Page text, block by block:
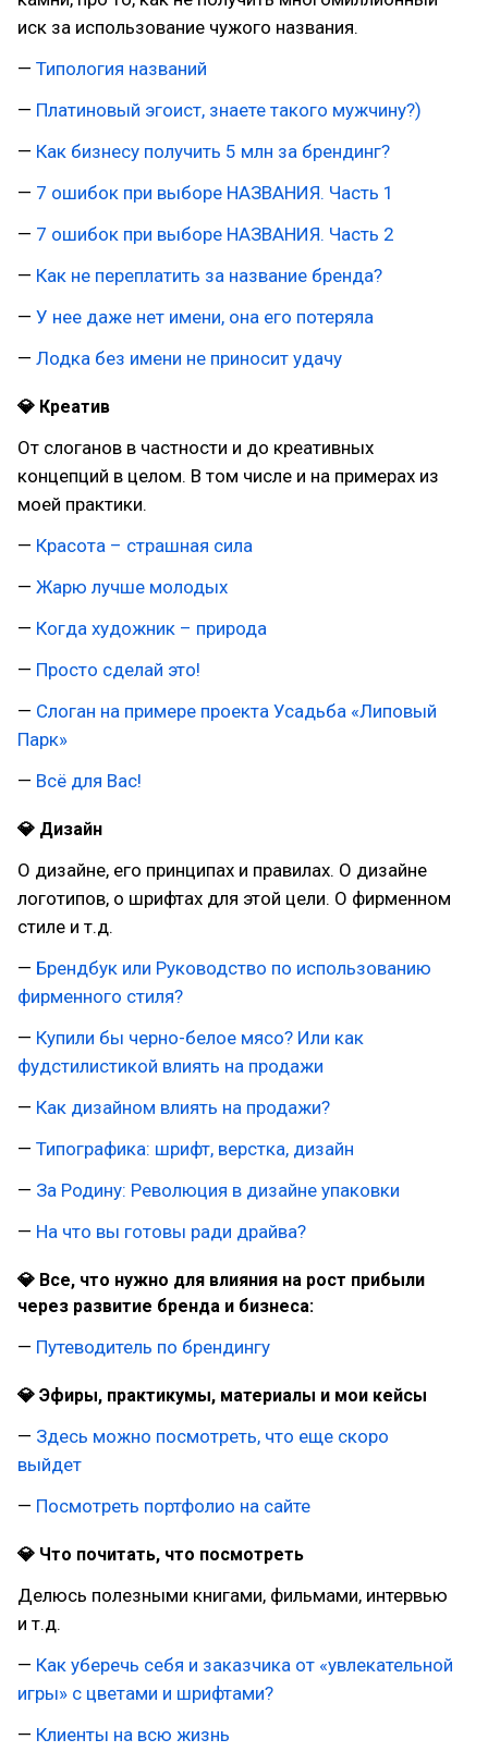
иск за использование чужого названия.
— Типология названий
— Платиновый эгоист, знаете такого мужчину?)
— Как бизнесу получить 5 млн за брендинг?
— 7 ошибок при выборе НАЗВАНИЯ. Часть 1
— 7 ошибок при выборе НАЗВАНИЯ. Часть 2
— Как не переплатить за название бренда?
— У нее даже нет имени, она его потеряла
— Лодка без имени не приносит удачу
💎 Креатив
От слоганов в частности и до креативных
концепций в целом. В том числе и на примерах из
моей практики.
— Красота – страшная сила
— Жарю лучше молодых
— Когда художник – природа
— Просто сделай это!
— Слоган на примере проекта Усадьба «Липовый
Парк»
— Всё для Вас!
💎 Дизайн
О дизайне, его принципах и правилах. О дизайне
логотипов, о шрифтах для этой цели. О фирменном
стиле и т.д.
— Брендбук или Руководство по использованию
фирменного стиля?
— Купили бы черно-белое мясо? Или как
фудстилистикой влиять на продажи
— Как дизайном влиять на продажи?
— Типографика: шрифт, верстка, дизайн
— За Родину: Революция в дизайне упаковки
— На что вы готовы ради драйва?
💎 Все, что нужно для влияния на рост прибыли
через развитие бренда и бизнеса:
— Путеводитель по брендингу
💎 Эфиры, практикумы, материалы и мои кейсы
— Здесь можно посмотреть, что еще скоро
выйдет
— Посмотреть портфолио на сайте
💎 Что почитать, что посмотреть
Делюсь полезными книгами, фильмами, интервью
и т.д.
— Как уберечь себя и заказчика от «увлекательной
игры» с цветами и шрифтами?
— Клиенты на всю жизнь